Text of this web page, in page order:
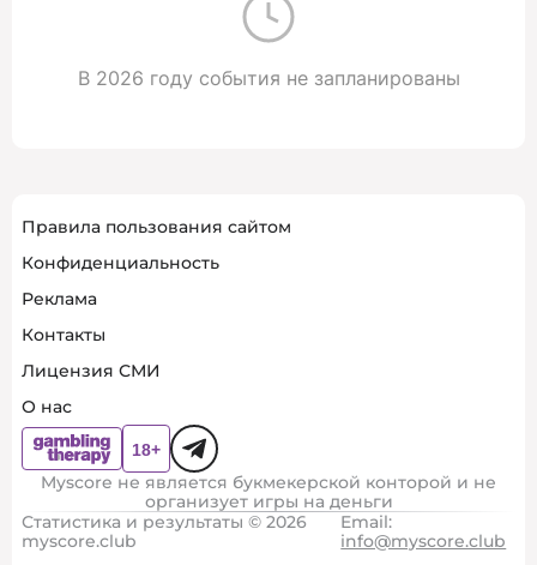
В 2026 году события не запланированы
Правила пользования сайтом
Конфиденциальность
Реклама
Контакты
Лицензия СМИ
О нас
Myscore не является букмекерской конторой и не
организует игры на деньги
Статистика и результаты © 2026
myscore.club
Email:
info@myscore.club